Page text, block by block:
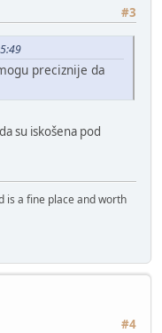
#3
preciznije da
su iskošena pod
is a fine place and worth
#4